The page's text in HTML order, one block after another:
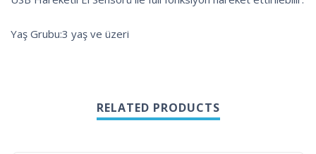
Yaş Grubu:3 yaş ve üzeri
RELATED PRODUCTS